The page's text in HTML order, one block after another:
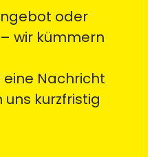
oder
wir kümmern
eine Nachricht
kurzfristig